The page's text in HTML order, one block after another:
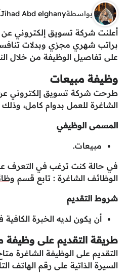
بواسطةJihad Abd elghany
أعلنت شركة تسويق إلكتروني
براتب شهري مجزي وبدلات
على تفاصيل الوظيفة من خلال
وظيفة مبيعات
طرحت شركة تسويق إلكتروني
الشاغرة للعمل بدوام كامل، وذلك
المسمى الوظيفي
مبيعات.
في حالة كنت ترغب في التعرف
الوظائف الشاغرة : تابع قسم
شروط التقديم
أن يكون لديه الخبرة
طريقة التقديم على وظيفة
التقديم على الوظيفة الشاغرة
السيرة الذاتية على رقم الهاتف